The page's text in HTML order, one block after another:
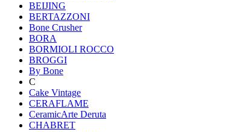
BEIJING
BERTAZZONI
Bone Crusher
BORA
BORMIOLI ROCCO
BROGGI
By Bone
C
Cake Vintage
CERAFLAME
CeramicArte Deruta
CHABRET